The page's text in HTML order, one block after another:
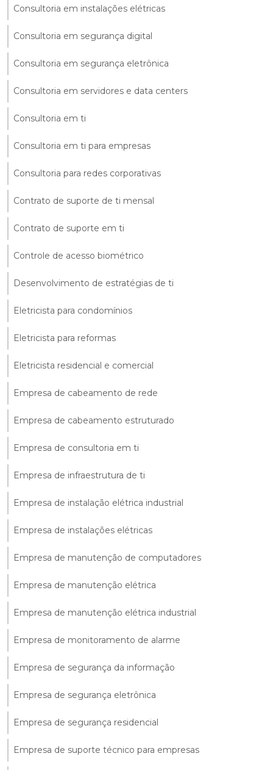
Consultoria em instalações elétricas
Consultoria em segurança digital
Consultoria em segurança eletrônica
Consultoria em servidores e data centers
Consultoria em ti
Consultoria em ti para empresas
Consultoria para redes corporativas
Contrato de suporte de ti mensal
Contrato de suporte em ti
Controle de acesso biométrico
Desenvolvimento de estratégias de ti
Eletricista para condomínios
Eletricista para reformas
Eletricista residencial e comercial
Empresa de cabeamento de rede
Empresa de cabeamento estruturado
Empresa de consultoria em ti
Empresa de infraestrutura de ti
Empresa de instalação elétrica industrial
Empresa de instalações elétricas
Empresa de manutenção de computadores
Empresa de manutenção elétrica
Empresa de manutenção elétrica industrial
Empresa de monitoramento de alarme
Empresa de segurança da informação
Empresa de segurança eletrônica
Empresa de segurança residencial
Empresa de suporte técnico para empresas